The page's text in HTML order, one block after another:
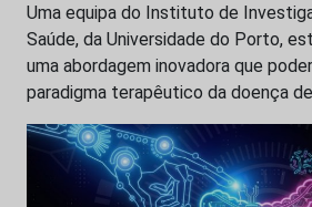
Uma equipa do Instituto de
Saúde, da Universidade do Porto,
uma abordagem inovadora que
paradigma terapêutico da doença